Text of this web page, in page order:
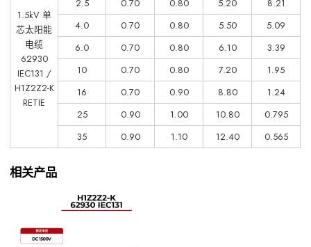
1.5kV 单
芯太阳能
电缆
62930
IEC131 /
H1Z2Z2-K
RETIE
2.5 0.70 0.80 5.20
8.21
4.0
0.70 0.80 5.50
5.09
6.0
0.70 0.80 6.10
3.39
10
0.70 0.80 7.20
1.95
16
0.70 0.90 8.80
1.24
25
0.90 1.00 10.80
0.795
35
0.90 1.10 12.40 0.565
相关产品